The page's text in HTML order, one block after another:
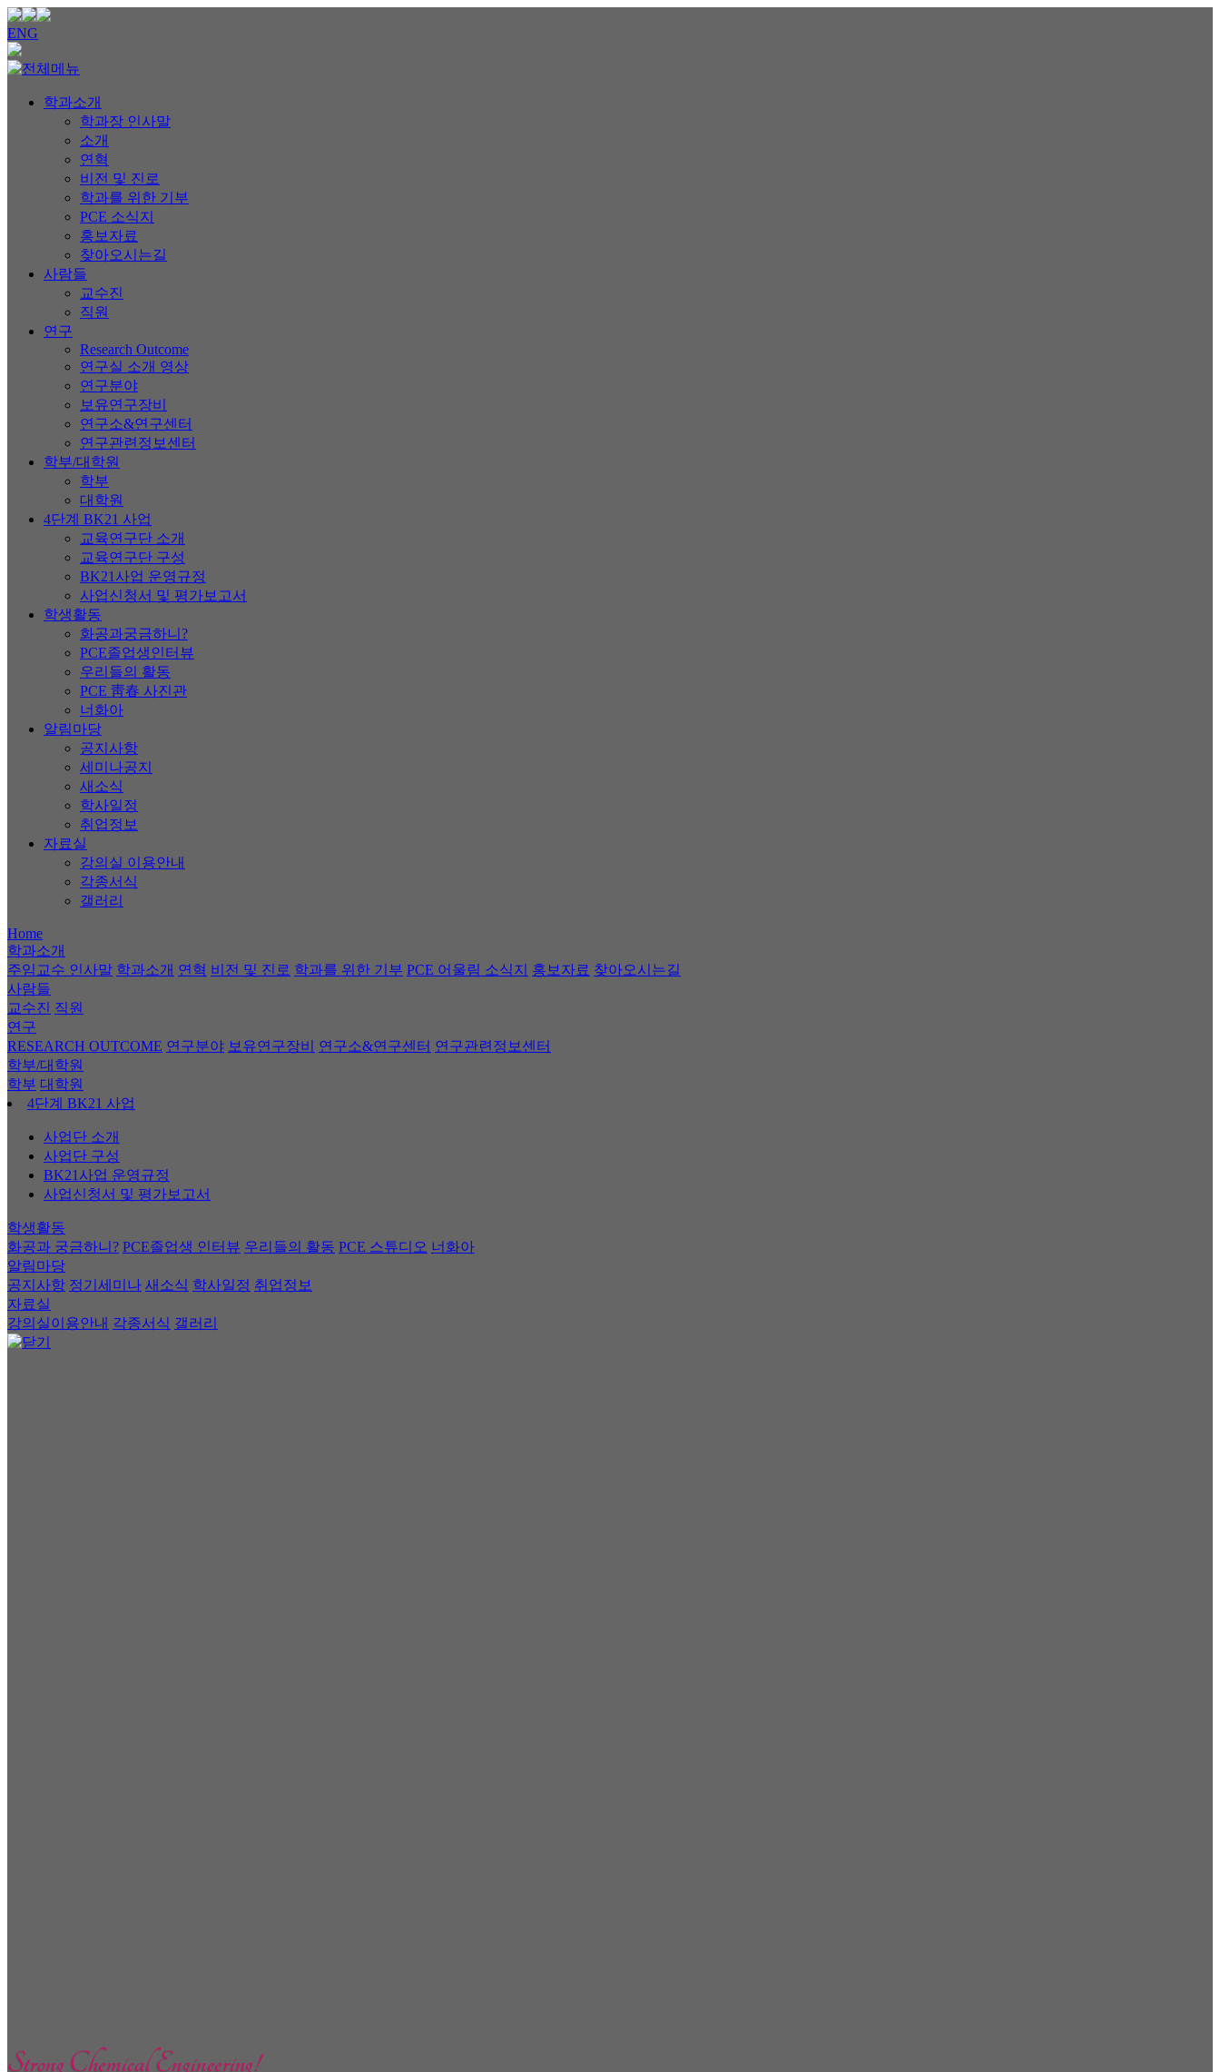
ENG
학과소개
학과장 인사말
소개
연혁
비전 및 진로
학과를 위한 기부
PCE 소식지
홍보자료
찾아오시는길
사람들
교수진
직원
연구
Research Outcome
연구실 소개 영상
연구분야
보유연구장비
연구소&연구센터
연구관련정보센터
학부/대학원
학부
대학원
4단계 BK21 사업
교육연구단 소개
교육연구단 구성
BK21사업 운영규정
사업신청서 및 평가보고서
학생활동
화공과궁금하니?
PCE졸업생인터뷰
우리들의 활동
PCE 靑春 사진관
너화아
알림마당
공지사항
세미나공지
새소식
학사일정
취업정보
자료실
강의실 이용안내
각종서식
갤러리
Home
학과소개
주임교수 인사말 학과소개 연혁 비전 및 진로 학과를 위한 기부 PCE 어울림 소식지 홍보자료 찾아오시는길
사람들
교수진 직원
연구
RESEARCH OUTCOME 연구분야 보유연구장비 연구소&연구센터 연구관련정보센터
학부/대학원
학부 대학원
4단계 BK21 사업
사업단 소개
사업단 구성
BK21사업 운영규정
사업신청서 및 평가보고서
학생활동
화공과 궁금하니? PCE졸업생 인터뷰 우리들의 활동 PCE 스튜디오 너화아
알림마당
공지사항 정기세미나 새소식 학사일정 취업정보
자료실
강의실이용안내 각종서식 갤러리